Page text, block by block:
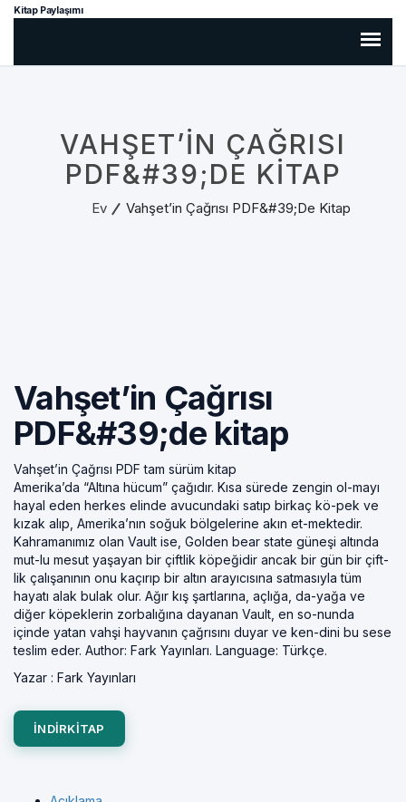
Kitap Paylaşımı
VAHŞET’IN ÇAĞRISI
PDF&#39;DE KITAP
Ev Vahşet’in Çağrısı PDF&#39;de Kitap
Vahşet’in Çağrısı
PDF&#39;de kitap
Vahşet’in Çağrısı PDF tam sürüm kitap
Amerika’da “Altına hücum” çağıdır. Kısa sürede zengin ol-mayı
hayal eden herkes elinde avucundaki satıp birkaç kö-pek ve
kızak alıp, Amerika’nın soğuk bölgelerine akın et-mektedir.
Kahramanımız olan Vault ise, Golden bear state güneşi altında
mut-lu mesut yaşayan bir çiftlik köpeğidir ancak bir gün bir çift-
lik çalışanının onu kaçırıp bir altın arayıcısına satmasıyla tüm
hayatı alak bulak olur. Ağır kış şartlarına, açlığa, da-yağa ve
diğer köpeklerin zorbalığına dayanan Vault, en so-nunda
içinde yatan vahşi hayvanın çağrısını duyar ve ken-dini bu sese
teslim eder. Author: Fark Yayınları. Language: Türkçe.
Yazar : Fark Yayınları
INDIRKITAP